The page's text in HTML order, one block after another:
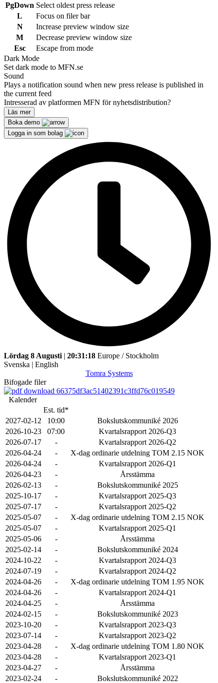
PgDown Select oldest press release
L
Focus on filer bar
N
Increase preview window size
M
Decrease preview window size
Esc
Escape from mode
Dark Mode
Set dark mode to MFN.se
Sound
Plays a notification sound when new press release is published in
the current feed
Intresserad av platformen MFN för nyhetsdistribution?
Läs mer
Boka demo
Logga in som bolag
Lördag 8 Augusti | 20:31:18 Europe / Stockholm
Svenska | English
Tomra Systems
Bifogade filer
66375df3ac51402391c3ffd76c019549
Kalender
Est. tid*
2027-02-12
10:00
Bokslutskommuniké 2026
2026-10-23
07:00
Kvartalsrapport 2026-Q3
2026-07-17
-
Kvartalsrapport 2026-Q2
2026-04-24
-
X-dag ordinarie utdelning TOM 2.15 NOK
2026-04-24
-
Kvartalsrapport 2026-Q1
2026-04-23
-
Årsstämma
2026-02-13
-
Bokslutskommuniké 2025
2025-10-17
-
Kvartalsrapport 2025-Q3
2025-07-17
-
Kvartalsrapport 2025-Q2
2025-05-07
-
X-dag ordinarie utdelning TOM 2.15 NOK
2025-05-07
-
Kvartalsrapport 2025-Q1
2025-05-06
-
Årsstämma
2025-02-14
-
Bokslutskommuniké 2024
2024-10-22
-
Kvartalsrapport 2024-Q3
2024-07-19
-
Kvartalsrapport 2024-Q2
2024-04-26
-
X-dag ordinarie utdelning TOM 1.95 NOK
2024-04-26
-
Kvartalsrapport 2024-Q1
2024-04-25
-
Årsstämma
2024-02-15
-
Bokslutskommuniké 2023
2023-10-20
-
Kvartalsrapport 2023-Q3
2023-07-14
-
Kvartalsrapport 2023-Q2
2023-04-28
-
X-dag ordinarie utdelning TOM 1.80 NOK
2023-04-28
-
Kvartalsrapport 2023-Q1
2023-04-27
-
Årsstämma
2023-02-24
-
Bokslutskommuniké 2022